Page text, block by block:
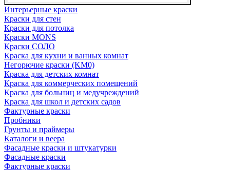
Интерьерные краски
Краски для стен
Краски для потолка
Краски MONS
Краски СОЛО
Краска для кухни и ванных комнат
Негорючие краски (KM0)
Краска для детских комнат
Краска для коммерческих помещений
Краска для больниц и медучреждений
Краска для школ и детских садов
Фактурные краски
Пробники
Грунты и праймеры
Каталоги и веера
Фасадные краски и штукатурки
Фасадные краски
Фактурные краски